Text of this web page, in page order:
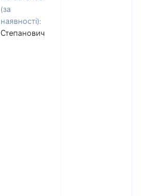
(за
наявності):
Степанович